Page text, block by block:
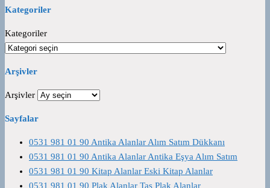
Kategoriler
Kategoriler
Arşivler
Arşivler
Sayfalar
0531 981 01 90 Antika Alanlar Alım Satım Dükkanı
0531 981 01 90 Antika Alanlar Antika Eşya Alım Satım
0531 981 01 90 Kitap Alanlar Eski Kitap Alanlar
0531 981 01 90 Plak Alanlar Taş Plak Alanlar